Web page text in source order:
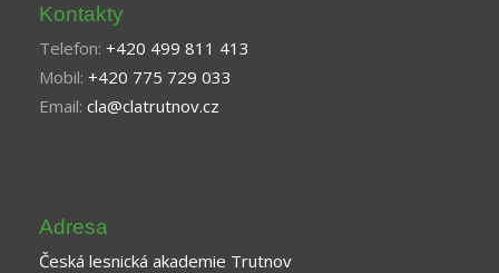
Kontakty
Telefon: +420 499 811 413
Mobil: +420 775 729 033
Email: cla@clatrutnov.cz
Adresa
Česká lesnická akademie Trutnov